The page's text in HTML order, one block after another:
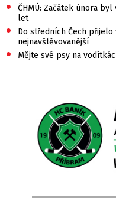
•
ČHMÚ: Začátek února
let
•
Do středních Čech
nejnavštěvovanější
• Mějte své psy na